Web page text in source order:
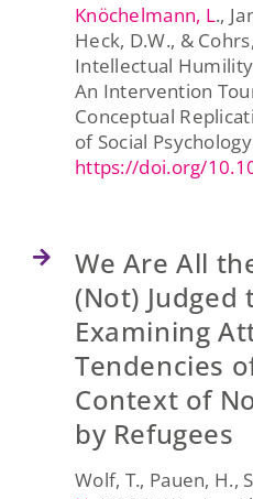
Knöchelmann, L.,
Heck, D.W., &
Intellectual
An Intervention
Conceptual
of Social
https://doi.org/
We Are All
(Not) Judged
Examining
Tendencies
Context of
by Refugees
Wolf, T., Pauen, H.,